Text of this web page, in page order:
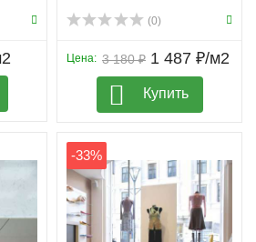
(0)
3 180 ₽
Цена: 1 487 ₽/м2
Купить
-33%